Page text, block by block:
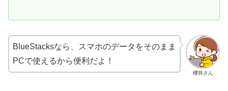
櫻井さん
BlueStacksなら、スマホのデータをそのまま
PCで使えるから便利だよ！